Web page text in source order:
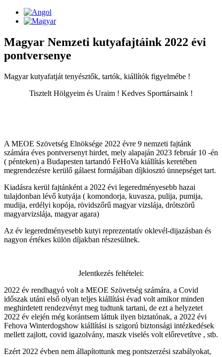
Magyar Nemzeti kutyafajtáink 2022 évi
pontversenye
Magyar kutyafatját tenyésztők, tartók, kiállítók figyelmébe !
Tisztelt Hölgyeim és Uraim ! Kedves Sporttársaink !
A MEOE Szövetség Elnöksége 2022 évre 9 nemzeti fajtánk
számára éves pontversenyt hirdet, mely alapaján 2023 február 10 -én
( pénteken) a Budapesten tartandó FeHoVa kiállítás keretében
megrendezésre kerülő gálaest formájában díjkiosztó ünnepséget tart.
Kiadásra kerül fajtánként a 2022 évi legeredményesebb hazai
tulajdonban lévő kutyája ( komondorja, kuvasza, pulija, pumija,
mudija, erdélyi kopója, rövidszőrű magyar vizslája, drótszörű
magyarvizslája, magyar agara)
Az év legeredményesebb kutyi reprezentatív oklevél-dijazásban és
nagyon értékes külön díjakban részesülnek.
Jelentkezés feltételei:
2022 év rendhagyó volt a MEOE Szövetség számára, a Covid
időszak utáni első olyan teljes kiállítási évad volt amikor minden
meghirdetett rendezvényt meg tudtunk tartani, de ezt a helyzetet
2022 év elején még korántsem láttuk ilyen biztatónak, a 2022 évi
Fehova Winterdogshow kiállítási is szigorú biztonsági intézkedések
mellett zajlott, covid igazolvány, maszk viselés volt előrevetítve , stb.
Ezért 2022 évben nem állapítottunk meg pontszerzési szabályokat,